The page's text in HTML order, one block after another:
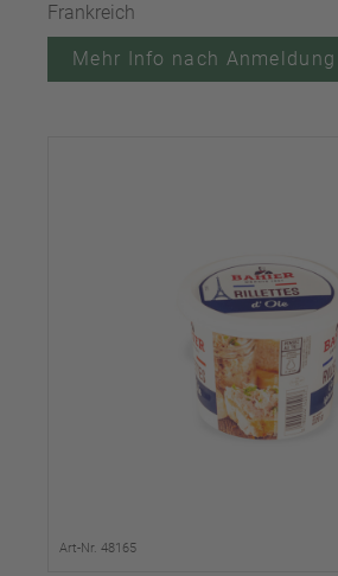
Frankreich
Mehr Info nach Anmeldung
Art-Nr. 48165